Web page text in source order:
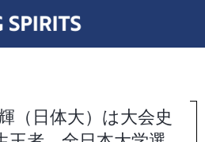
（日体大）は大会史